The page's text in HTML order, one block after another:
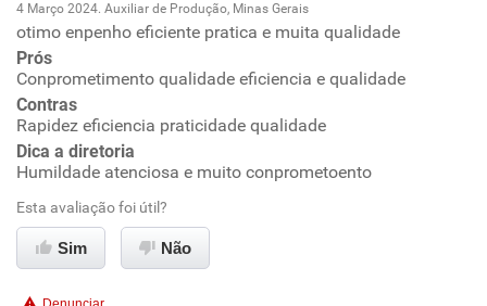
Recomenda a diretoria
Oportunidade de promoção
Ambiente de trabalho
Conciliação com a vida familiar
Recomenda esta empresa
4 Março 2024. Auxiliar de Produção, Minas Gerais
otimo enpenho eficiente pratica e muita qualidade
Prós
Conprometimento qualidade eficiencia e qualidade
Contras
Rapidez eficiencia praticidade qualidade
Dica a diretoria
Humildade atenciosa e muito conprometoento
Esta avaliação foi útil?
Sim Não